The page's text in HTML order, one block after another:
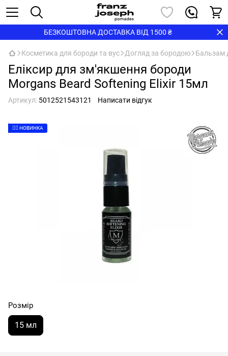
БЕЗКОШТОВНА ДОСТАВКА ВІД 1500 ₴
Косметика для бороди та вус Догляд за бородою Бальзам
Еліксир для зм'якшення бороди
Morgans Beard Softening Elixir 15мл
Артикул: 5012521543121 Написати відгук
👉🏻 НОВИНКА
Розмір
15 мл